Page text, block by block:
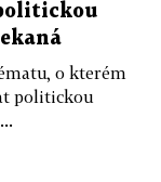
o kterém
politickou